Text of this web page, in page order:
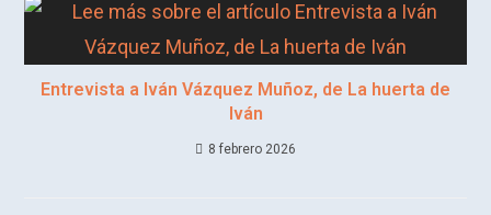
Entrevista a Iván Vázquez Muñoz, de La huerta de
Iván
8 febrero 2026